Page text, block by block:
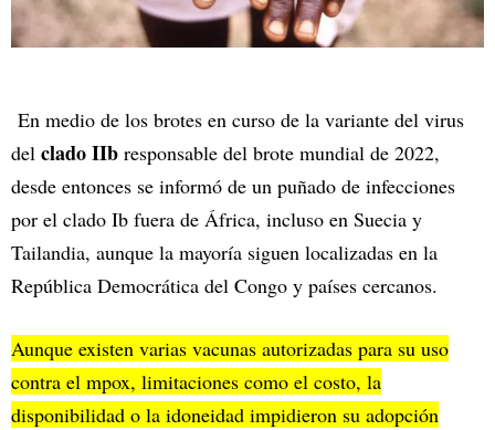
En medio de los brotes en curso de la variante del virus
del clado IIb responsable del brote mundial de 2022,
desde entonces se informó de un puñado de infecciones
por el clado Ib fuera de África, incluso en Suecia y
Tailandia, aunque la mayoría siguen localizadas en la
República Democrática del Congo y países cercanos.
Aunque existen varias vacunas autorizadas para su uso
contra el mpox, limitaciones como el costo, la
disponibilidad o la idoneidad impidieron su adopción